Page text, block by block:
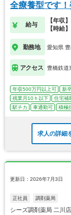
全療養型です
す。
給与
【年収
【時給
勤務地 愛知県
アクセス 豊橋鉄道
年収500万円以上可 新
残業月10ｈ以下
住宅補
駅チカ
車通勤可 積極
求人の詳細
更新日：2026年7月3日
正社員 調剤薬局
シーズ調剤薬局 二川